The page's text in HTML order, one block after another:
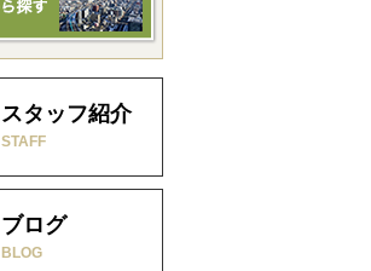
スタッフ紹介
STAFF
ブログ
BLOG